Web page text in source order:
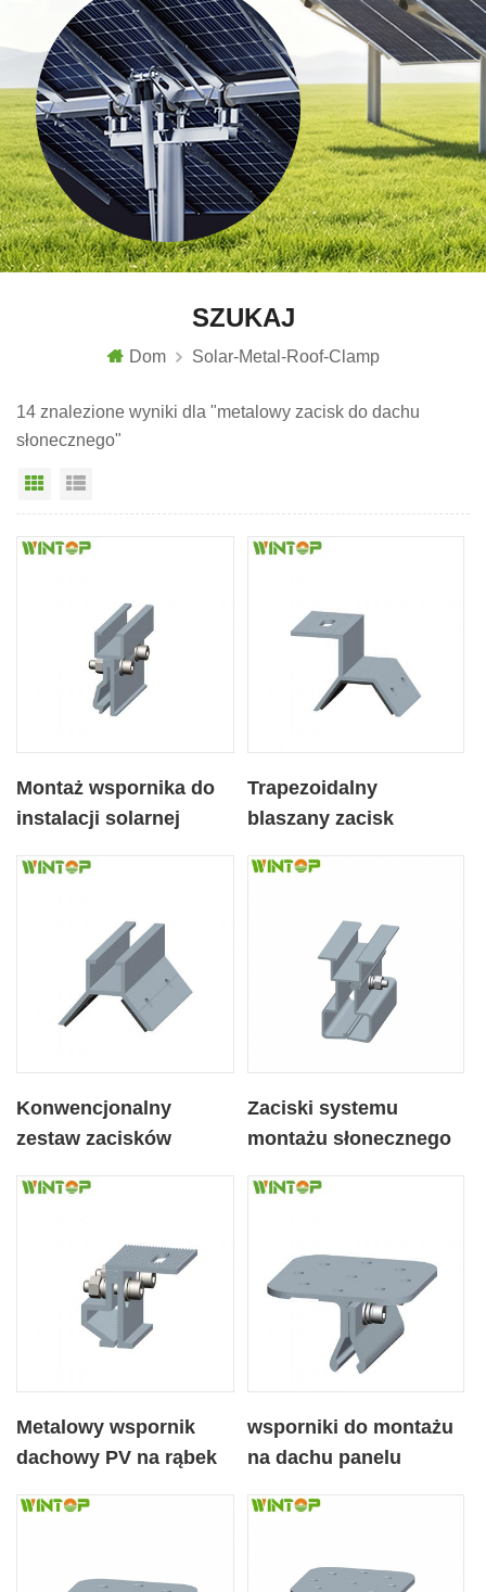
SZUKAJ
Dom Solar-Metal-Roof-Clamp
14 znalezione wyniki dla "metalowy zacisk do dachu
słonecznego"
Widok siatki
Montaż wspornika do
instalacji solarnej
dachowego
Trapezoidalny
blaszany zacisk
regałów do paneli
Konwencjonalny
zestaw zacisków
trapezowej słonecznej
Zaciski systemu
montażu słonecznego
metalowych
Metalowy wspornik
dachowy PV na rąbek
zacisk dachowy
wsporniki do montażu
na dachu panelu
komponentu,